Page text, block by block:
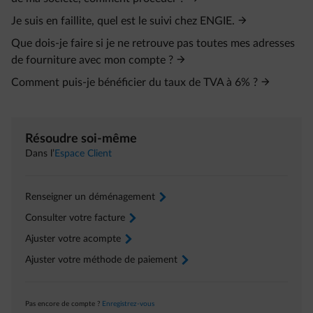
Je suis en faillite, quel est le suivi chez ENGIE.
Que dois-je faire si je ne retrouve pas toutes mes adresses
de fourniture avec mon compte ?
Comment puis-je bénéficier du taux de TVA à 6% ?
Résoudre soi-même
Dans l’ Espace Client
Renseigner un déménagement arrow-right
Consulter votre facture arrow-right
Ajuster votre acompte arrow-right
Ajuster votre méthode de paiement arrow-right
Pas encore de compte ? Enregistrez-vous